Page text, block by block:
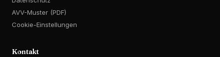
AVV-Muster (PDF)
Cookie-Einstellungen
Kontakt